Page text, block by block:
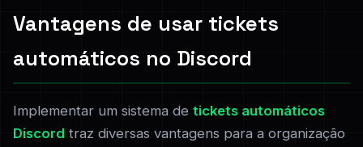
Vantagens de usar tickets
automáticos no Discord
Implementar um sistema de tickets automáticos
Discord traz diversas vantagens para a organização